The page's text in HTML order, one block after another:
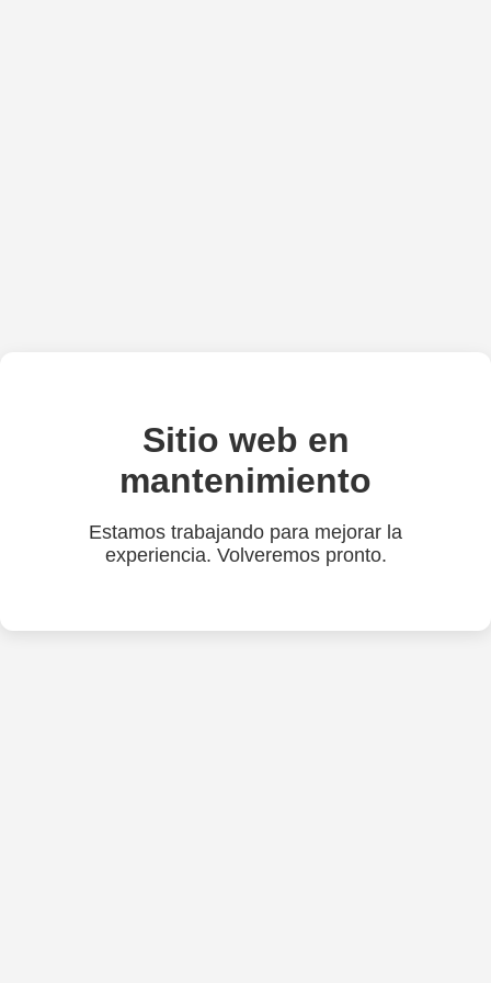
Sitio web en
mantenimiento
Estamos trabajando para mejorar la
experiencia. Volveremos pronto.